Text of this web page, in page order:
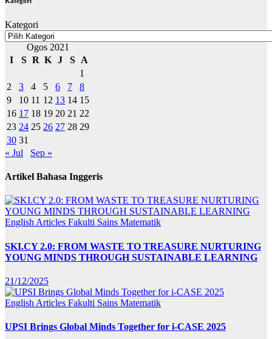
Kategori
Ogos 2021
I
S R K J S
A
1
2
3 4 5 6 7
8
9
10 11 12 13 14 15
16 17 18 19 20 21 22
23 24 25 26 27 28 29
30 31
« Jul
Sep »
Artikel Bahasa Inggeris
English Articles Fakulti Sains Matematik
SKI.CY 2.0: FROM WASTE TO TREASURE NURTURING
YOUNG MINDS THROUGH SUSTAINABLE LEARNING
21/12/2025
English Articles Fakulti Sains Matematik
UPSI Brings Global Minds Together for i-CASE 2025